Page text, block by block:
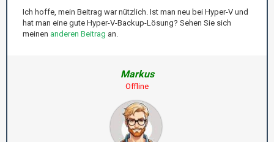
Ich hoffe, mein Beitrag war nützlich. Ist man neu bei Hyper-V und
hat man eine gute Hyper-V-Backup-Lösung? Sehen Sie sich
meinen anderen Beitrag an.
Markus
Offline